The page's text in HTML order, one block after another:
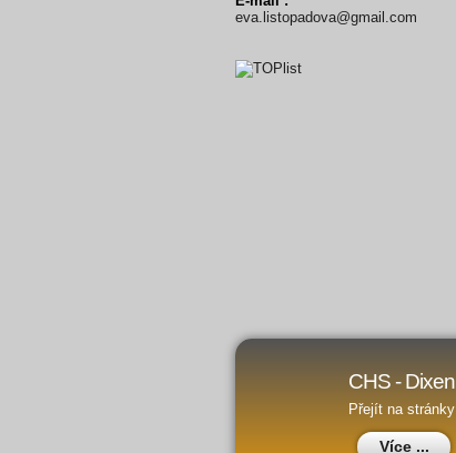
eva.listopadova@gmail.com
CHS - Dixen
Přejít na stránky
Více ...